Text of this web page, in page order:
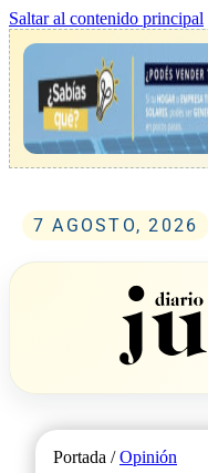
Saltar al contenido principal
7 AGOSTO, 2026
Portada /Opinión